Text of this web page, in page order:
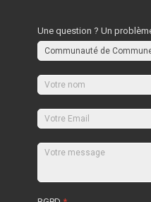
Une question ? Un